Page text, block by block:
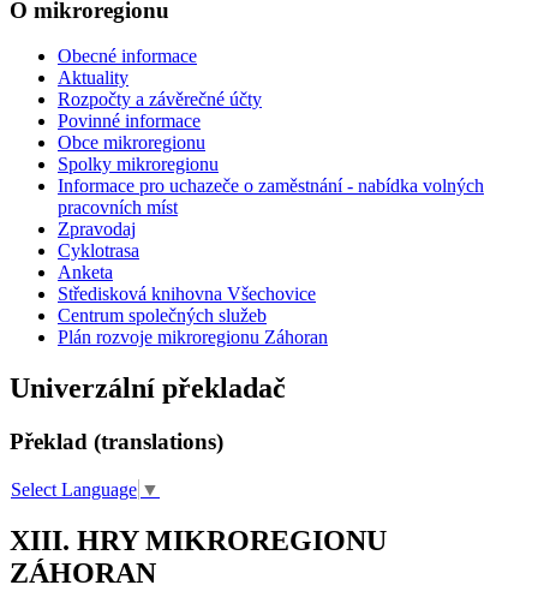
O mikroregionu
Obecné informace
Aktuality
Rozpočty a závěrečné účty
Povinné informace
Obce mikroregionu
Spolky mikroregionu
Informace pro uchazeče o zaměstnání - nabídka volných
pracovních míst
Zpravodaj
Cyklotrasa
Anketa
Středisková knihovna Všechovice
Centrum společných služeb
Plán rozvoje mikroregionu Záhoran
Univerzální překladač
Překlad (translations)
Select Language ▼
XIII. HRY MIKROREGIONU
ZÁHORAN